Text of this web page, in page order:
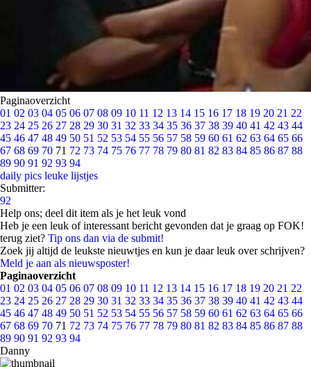
Paginaoverzicht
01 02 03 04 05 06 07 08 09 10 11 12 13 14 15 16 17 18 19 20 21 22
23 24 25 26 27 28 29 30 31 32 33 34 35 36 37 38 39 40 41 42 43 44
45 46 47 48 49 50 51 52 53 54 55 56 57 58 59 60 61 62 63 64 65 66
67 68 69 70 71 72 73 74 75 76 77 78 79 80 81 82 83 84 85 86 87 88
89 90 91 92 93 94
daily pics leuke lijstjes
Submitter:
92
Help ons; deel dit item als je het leuk vond
Heb je een leuk of interessant bericht gevonden dat je graag op FOK!
terug ziet? Tip ons dan via de submit!
Zoek jij altijd de leukste nieuwtjes en kun je daar leuk over schrijven?
Meld je aan als nieuwsposter!
Paginaoverzicht
01 02 03 04 05 06 07 08 09 10 11 12 13 14 15 16 17 18 19 20 21 22
23 24 25 26 27 28 29 30 31 32 33 34 35 36 37 38 39 40 41 42 43 44
45 46 47 48 49 50 51 52 53 54 55 56 57 58 59 60 61 62 63 64 65 66
67 68 69 70 71 72 73 74 75 76 77 78 79 80 81 82 83 84 85 86 87 88
89 90 91 92 93 94
Danny